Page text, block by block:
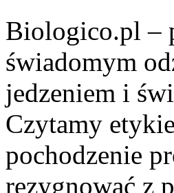
Biologico.pl –
świadomym
jedzeniem i
Czytamy
pochodzenie
rezygnować z